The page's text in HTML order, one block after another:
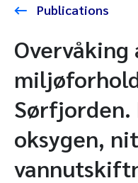
Publications
Overvåking
Sørfjorden.
oksygen,